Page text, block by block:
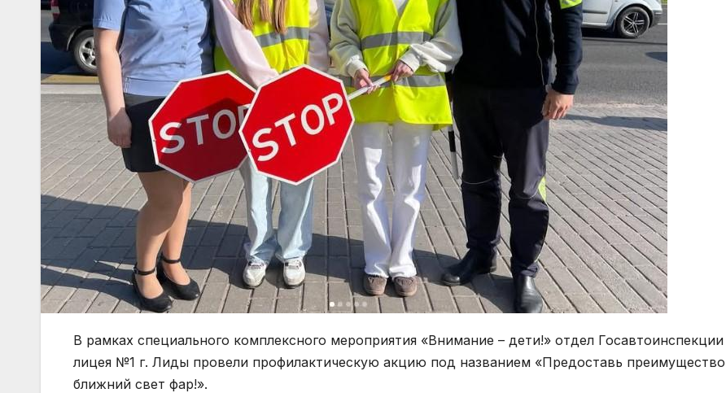
В рамках специального комплексного мероприятия «Внимание – дети!» отдел
лицея №1 г. Лиды провели профилактическую акцию под названием «Предоставь
ближний свет фар!».